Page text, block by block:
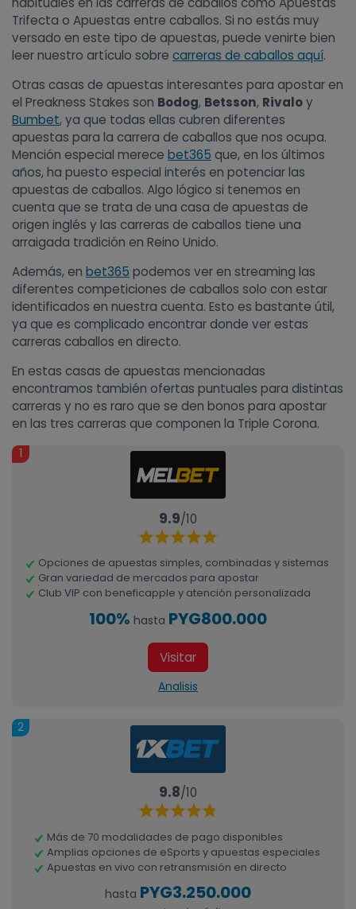
Trifecta o Apuestas entre caballos. Si no estás muy
versado en este tipo de apuestas, puede venirte bien
leer nuestro artículo sobre carreras de caballos aquí.
Otras casas de apuestas interesantes para apostar en
el Preakness Stakes son Bodog, Betsson, Rivaloy
Bumbet, ya que todas ellas cubren diferentes
apuestas para la carrera de caballos que nos ocupa.
Mención especial merece bet365 que, en los últimos
años, ha puesto especial interés en potenciar las
apuestas de caballos. Algo lógico si tenemos en
cuenta que se trata de una casa de apuestas de
origen inglés y las carreras de caballos tiene una
arraigada tradición en Reino Unido.
Además, en bet365 podemos ver en streaming las
diferentes competiciones de caballos solo con estar
identificados en nuestra cuenta. Esto es bastante útil,
ya que es complicado encontrar donde ver estas
carreras caballos en directo.
En estas casas de apuestas mencionadas
encontramos también ofertas puntuales para distintas
carreras y no es raro que se den bonos para apostar
en las tres carreras que componen la Triple Corona.
1
9.9/10
Opciones de apuestas simples, combinadas y sistemas
Gran variedad de mercados para apostar
Club VIP con beneficapple y atención personalizada
100% hasta PYG800.000
Visitar
Analisis
2
9.8/10
Más de 70 modalidades de pago disponibles
Amplias opciones de eSports y apuestas especiales
Apuestas en vivo con retransmisión en directo
hasta PYG3.250.000